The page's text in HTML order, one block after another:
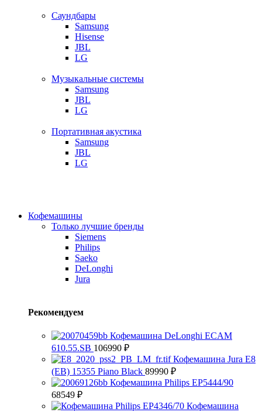
Саундбары
Samsung
Hisense
JBL
LG
Музыкальные системы
Samsung
JBL
LG
Портативная акустика
Samsung
JBL
LG
Кофемашины
Только лучшие бренды
Siemens
Philips
Saeko
DeLonghi
Jura
Рекомендуем
Кофемашина DeLonghi ECAM
610.55.SB 106990 ₽
Кофемашина Jura E8
(EB) 15355 Piano Black 89990 ₽
Кофемашина Philips EP5444/90
68549 ₽
Кофемашина